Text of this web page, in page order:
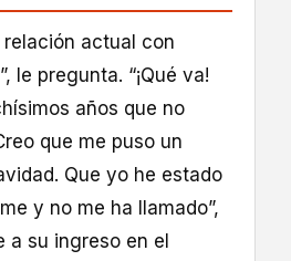
relación actual con
le pregunta. “¡Qué va!
años que no
que me puso un
Que yo he estado
y no me ha llamado”,
a su ingreso en el